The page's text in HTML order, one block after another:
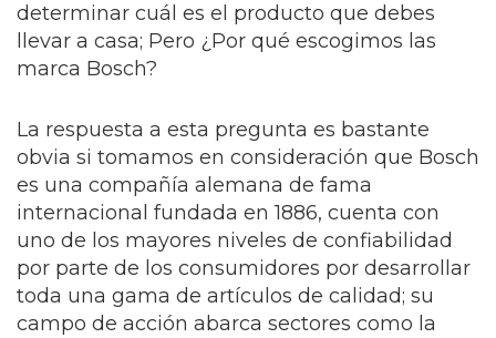
determinar cuál es el producto que debes
llevar a casa; Pero ¿Por qué escogimos las
marca Bosch?
La respuesta a esta pregunta es bastante
obvia si tomamos en consideración que Bosch
es una compañía alemana de fama
internacional fundada en 1886, cuenta con
uno de los mayores niveles de confiabilidad
por parte de los consumidores por desarrollar
toda una gama de artículos de calidad; su
campo de acción abarca sectores como la